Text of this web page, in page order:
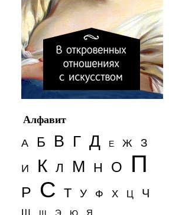
Алфавит
А
Б В Г Д Е Ж З
И К Л М Н О П
Р С Т У Ф Х Ц Ч
Э Я